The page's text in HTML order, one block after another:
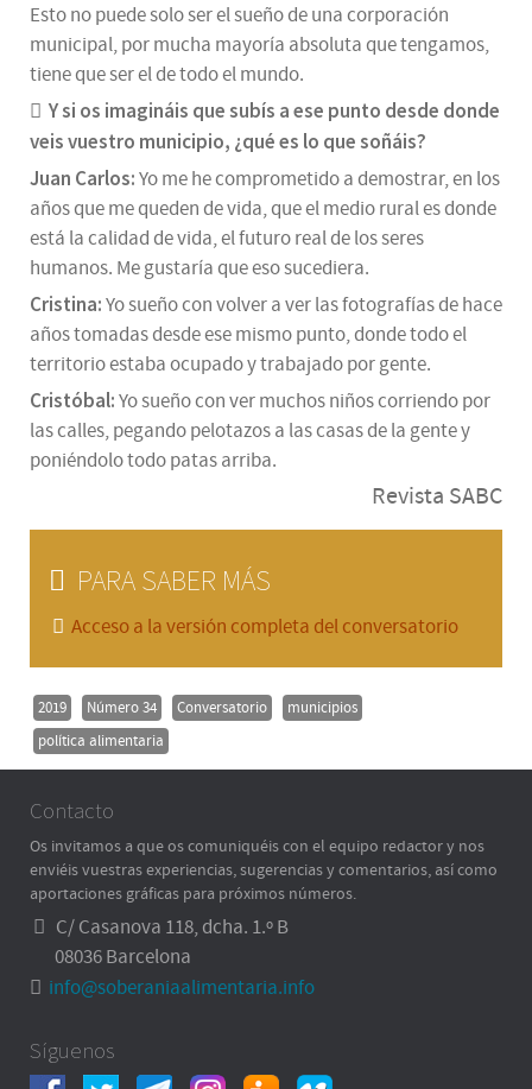
Esto no puede solo ser el sueño de una corporación
municipal, por mucha mayoría absoluta que tengamos,
tiene que ser el de todo el mundo.
Y si os imagináis que subís a ese punto desde donde
veis vuestro municipio, ¿qué es lo que soñáis?
Juan Carlos:Yo me he comprometido a demostrar, en los
años que me queden de vida, que el medio rural es donde
está la calidad de vida, el futuro real de los seres
humanos. Me gustaría que eso sucediera.
Cristina:Yo sueño con volver a ver las fotografías de hace
años tomadas desde ese mismo punto, donde todo el
territorio estaba ocupado y trabajado por gente.
Cristóbal:Yo sueño con ver muchos niños corriendo por
las calles, pegando pelotazos a las casas de la gente y
poniéndolo todo patas arriba.
Revista SABC
PARA SABER MÁS
Acceso a la versión completa del conversatorio
2019 Número 34 Conversatorio
municipios
política alimentaria
Contacto
Os invitamos a que os comuniquéis con el equipo redactor y nos
enviéis vuestras experiencias, sugerencias y comentarios, así como
aportaciones gráficas para próximos números.
C/ Casanova 118, dcha. 1.º B
08036 Barcelona
info@soberaniaalimentaria.info
Síguenos